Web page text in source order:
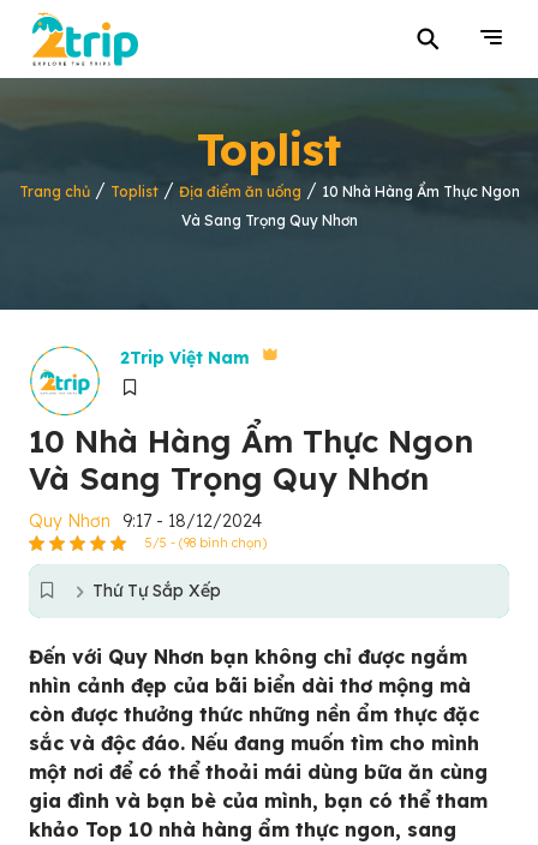
⚲
Toplist
Trang chủ/ Toplist/ Địa điểm ăn uống / 10 Nhà Hàng Ẩm Thực Ngon
Và Sang Trọng Quy Nhơn
2Trip Việt Nam
10 Nhà Hàng Ẩm Thực Ngon
Và Sang Trọng Quy Nhơn
Quy Nhơn 9:17 - 18/12/2024
5/5 - (98 bình chọn)
Thứ Tự Sắp Xếp
Đến với Quy Nhơn bạn không chỉ được ngắm
nhìn cảnh đẹp của bãi biển dài thơ mộng mà
còn được thưởng thức những nền ẩm thực đặc
sắc và độc đáo. Nếu đang muốn tìm cho mình
một nơi để có thể thoải mái dùng bữa ăn cùng
gia đình và bạn bè của mình, bạn có thể tham
khảo Top 10 nhà hàng ẩm thực ngon, sang